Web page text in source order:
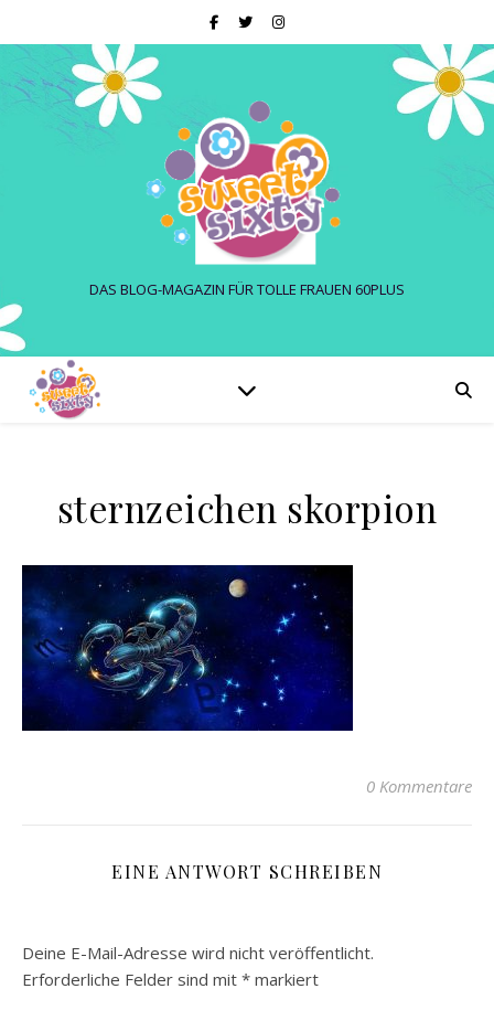
DAS BLOG-MAGAZIN FÜR TOLLE FRAUEN 60PLUS
sternzeichen skorpion
0 Kommentare
EINE ANTWORT SCHREIBEN
Deine E-Mail-Adresse wird nicht veröffentlicht.
Erforderliche Felder sind mit * markiert